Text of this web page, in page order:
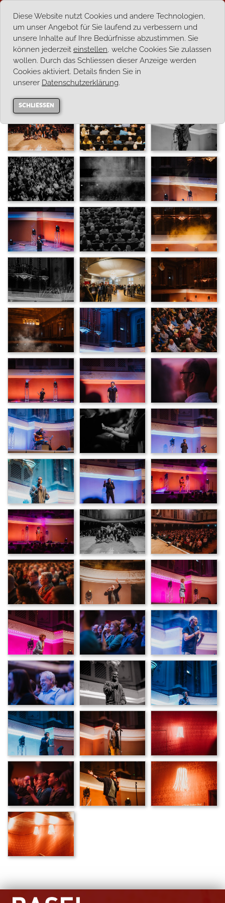
Zur Übersicht
Swiss Comedy Night 2022
Diese Website nutzt Cookies und andere Technologien,
um unser Angebot für Sie laufend zu verbessern und
unsere Inhalte auf Ihre Bedürfnisse abzustimmen. Sie
können jederzeit einstellen, welche Cookies Sie zulassen
wollen. Durch das Schliessen dieser Anzeige werden
Cookies aktiviert. Details finden Sie in
unserer Datenschutzerklärung.
SCHLIESSEN